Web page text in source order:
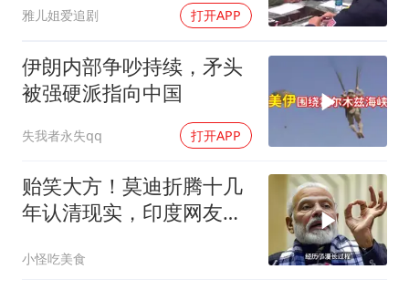
雅儿姐爱追剧 打开APP
伊朗内部争吵持续，矛头
被强硬派指向中国
失我者永失qq 打开APP
贻笑大方！莫迪折腾十几
年认清现实，印度网友：
小怪吃美食